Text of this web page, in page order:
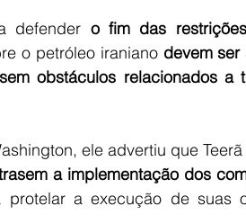
defender o fim das
o petróleo iraniano devem
obstáculos relacionados a
ele advertiu que Teerã
a implementação dos
protelar a execução de suas